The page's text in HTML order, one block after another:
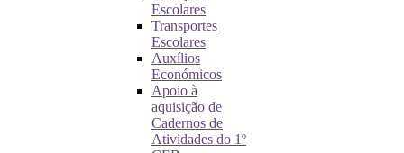
Escolares
Transportes
Escolares
Auxílios
Económicos
Apoio à
aquisição de
Cadernos de
Atividades do 1º